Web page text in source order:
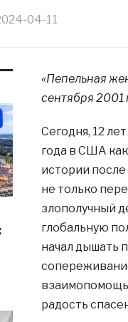
04-11
«Пепельная
сентября 2001
Сегодня, 12
года в США
истории
не только
злополучный
глобальную
начал дышать
радость